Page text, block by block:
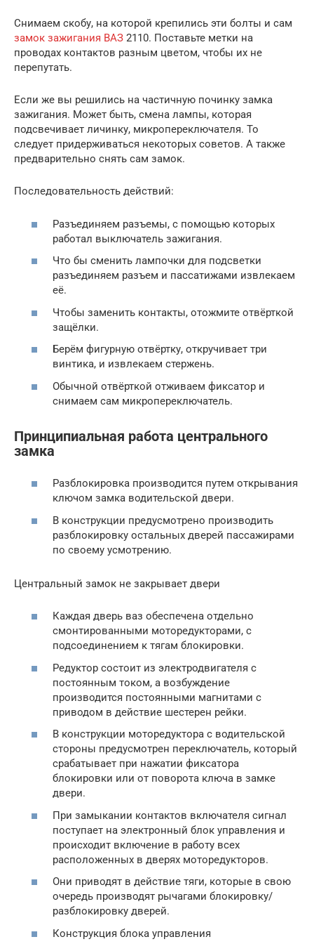
Снимаем скобу, на которой крепились эти болты и сам
замок зажигания ВАЗ 2110. Поставьте метки на
проводах контактов разным цветом, чтобы их не
перепутать.
Если же вы решились на частичную починку замка
зажигания. Может быть, смена лампы, которая
подсвечивает личинку, микропереключателя. То
следует придерживаться некоторых советов. А также
предварительно снять сам замок.
Последовательность действий:
Разъединяем разъемы, с помощью которых
работал выключатель зажигания.
Что бы сменить лампочки для подсветки
разъединяем разъем и пассатижами извлекаем
её.
Чтобы заменить контакты, отожмите отвёрткой
защёлки.
Берём фигурную отвёртку, откручивает три
винтика, и извлекаем стержень.
Обычной отвёрткой отживаем фиксатор и
снимаем сам микропереключатель.
Принципиальная работа центрального
замка
Разблокировка производится путем открывания
ключом замка водительской двери.
В конструкции предусмотрено производить
разблокировку остальных дверей пассажирами
по своему усмотрению.
Центральный замок не закрывает двери
Каждая дверь ваз обеспечена отдельно
смонтированными моторедукторами, с
подсоединением к тягам блокировки.
Редуктор состоит из электродвигателя с
постоянным током, а возбуждение
производится постоянными магнитами с
приводом в действие шестерен рейки.
В конструкции моторедуктора с водительской
стороны предусмотрен переключатель, который
срабатывает при нажатии фиксатора
блокировки или от поворота ключа в замке
двери.
При замыкании контактов включателя сигнал
поступает на электронный блок управления и
происходит включение в работу всех
расположенных в дверях моторедукторов.
Они приводят в действие тяги, которые в свою
очередь производят рычагами блокировку/
разблокировку дверей.
Конструкция блока управления